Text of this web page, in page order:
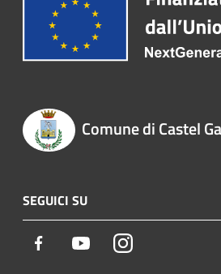
Comune di Castel
SEGUICI SU
Facebook YoutubeInstagram